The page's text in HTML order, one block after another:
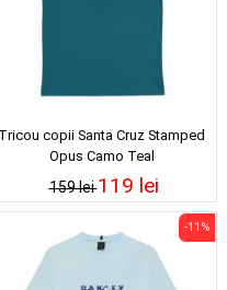
Tricou copii Santa Cruz Stamped
Opus Camo Teal
159 lei119 lei
-11%